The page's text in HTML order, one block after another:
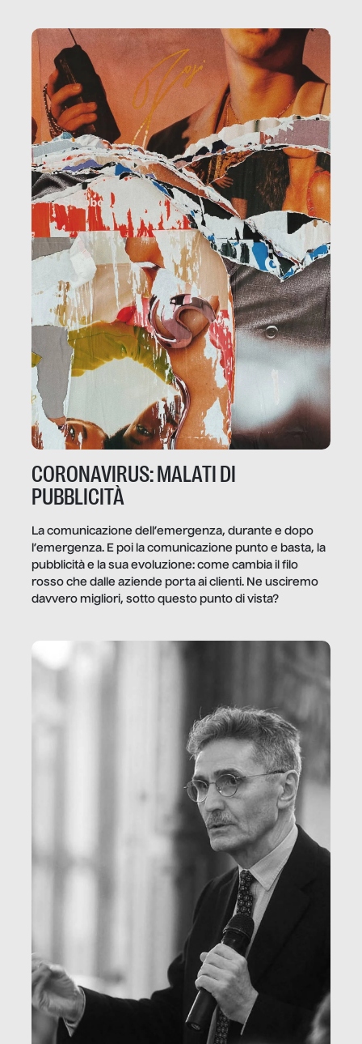
CORONAVIRUS: MALATI DI
PUBBLICITÀ
La comunicazione dell’emergenza, durante e dopo
l’emergenza. E poi la comunicazione punto e basta, la
pubblicità e la sua evoluzione: come cambia il filo
rosso che dalle aziende porta ai clienti. Ne usciremo
davvero migliori, sotto questo punto di vista?